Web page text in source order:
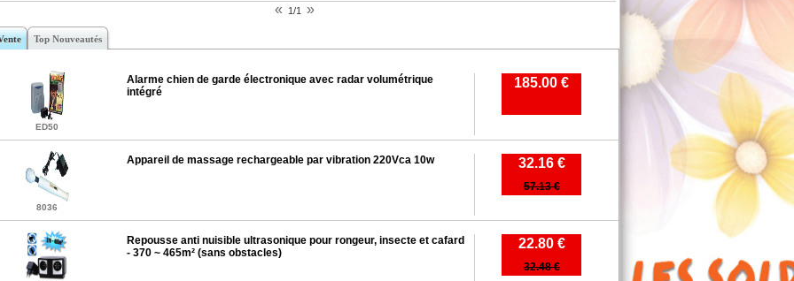
« 1/1 »
Top Nouveautés
ED50
Alarme chien de garde électronique avec radar volumétrique
intégré
185.00 €
8036
Appareil de massage rechargeable par vibration 220Vca 10w 32.16 €
57.13 €
Repousse anti nuisible ultrasonique pour rongeur, insecte et cafard
- 370 ~ 465m² (sans obstacles)
22.80 €
32.48 €